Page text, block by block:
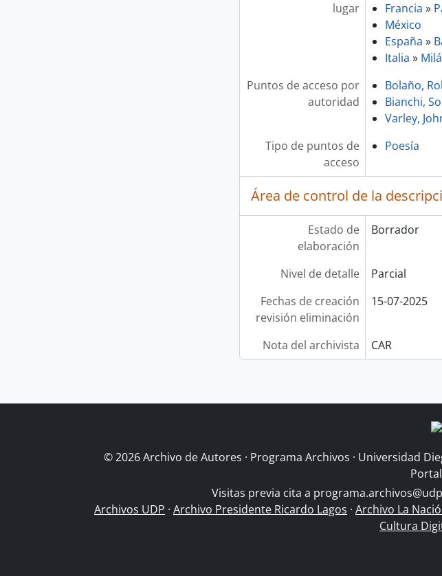
lugar
Francia »
México
España »
Italia »
Puntos de acceso por
autoridad
Bolaño,
Bianchi,
Varley,
Tipo de puntos de
acceso
Poesía
Área de control de la
Estado de
elaboración
Borrador
Nivel de detalle
Parcial
Fechas de creación
revisión eliminación
15-07-2025
Nota del archivista CAR
© 2026 Archivo de Autores · Programa Archivos · Universidad
Visitas previa cita a
Archivos UDP · Archivo Presidente Ricardo Lagos · Archivo La
Cultura